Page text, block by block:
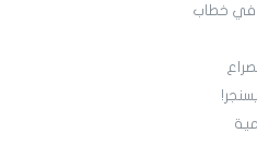
في خطاب